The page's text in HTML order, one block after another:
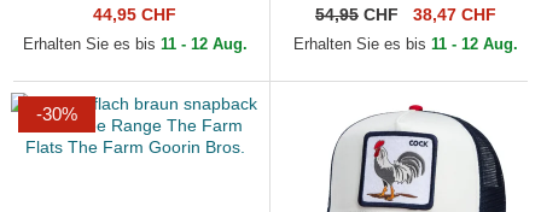
The Farm All Over Canvas
The Farm Goorin Bros.
44,95 CHF
Erhalten Sie es bis 11 - 12 Aug.
The Farm Goorin Bros.
54,95 CHF 38,47 CHF
Erhalten Sie es bis 11 - 12 Aug.
-30%